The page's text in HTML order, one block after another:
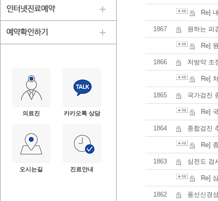
의료진 카카오톡 상담
오시는길 진료안내
Re]
1867 원하는 피
Re]
1866 처방약 조
Re]
1865 국가검진
Re]
1864 종합검진
Re]
1863 심전도 검
Re]
1862 풍선신경